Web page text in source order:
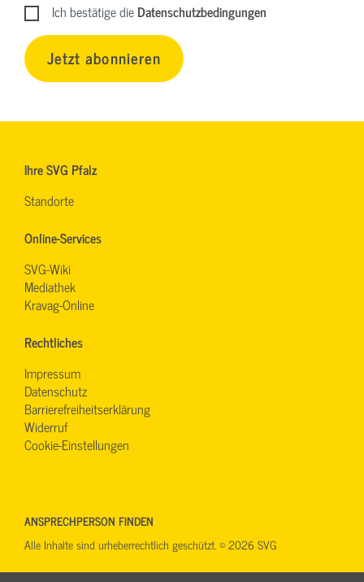
Ich bestätige dieDatenschutzbedingungen
Jetzt abonnieren
Ihre SVG Pfalz
Standorte
Online-Services
SVG-Wiki
Mediathek
Kravag-Online
Rechtliches
Impressum
Datenschutz
Barrierefreiheitserklärung
Widerruf
Cookie-Einstellungen
ANSPRECHPERSON FINDEN
Alle Inhalte sind urheberrechtlich geschützt. © 2026 SVG